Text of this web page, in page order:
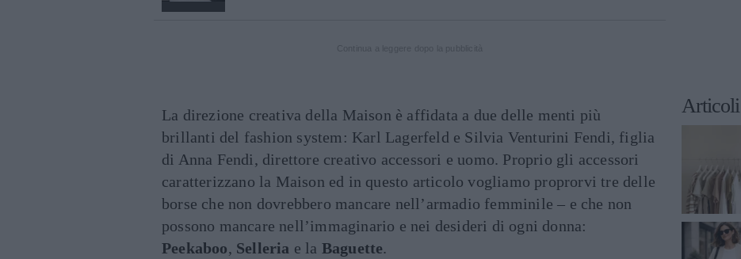
La direzione creativa della Maison è affidata a due delle menti più
brillanti del fashion system: Karl Lagerfeld e Silvia Venturini Fendi, figlia
di Anna Fendi, direttore creativo accessori e uomo. Proprio gli accessori
caratterizzano la Maison ed in questo articolo vogliamo proprorvi tre delle
borse che non dovrebbero mancare nell’armadio femminile – e che non
possono mancare nell’immaginario e nei desideri di ogni donna:
Peekaboo, Selleria e la Baguette.
Articoli